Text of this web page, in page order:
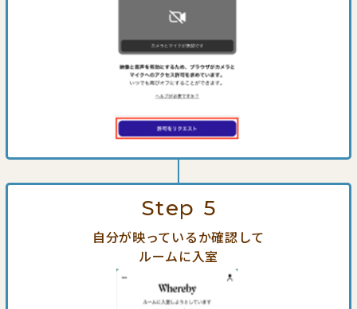
Step 5
自分が映っているか確認して
ルームに入室